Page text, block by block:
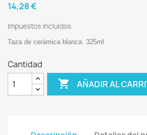
14,28 €
Impuestos incluidos
Taza de cerámica blanca. 325ml
Cantidad
 AÑADIR AL